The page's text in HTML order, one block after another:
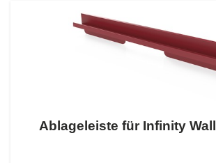
Ablageleiste für Infinity Wall